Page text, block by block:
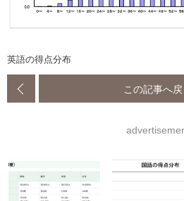
英語の得点分布
この記事へ戻